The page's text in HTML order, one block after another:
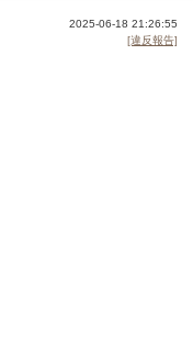
2025-06-18 21:26:55
[違反報告]